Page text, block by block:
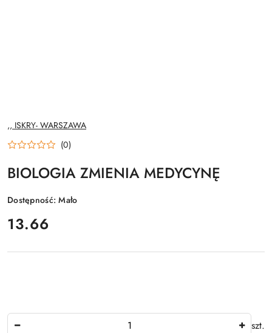
NAZWA
PRODUCENTA:
,, ISKRY- WARSZAWA
(0)
BIOLOGIA ZMIENIA MEDYCYNĘ
Dostępność:Mało
cena:
13.66
szt.